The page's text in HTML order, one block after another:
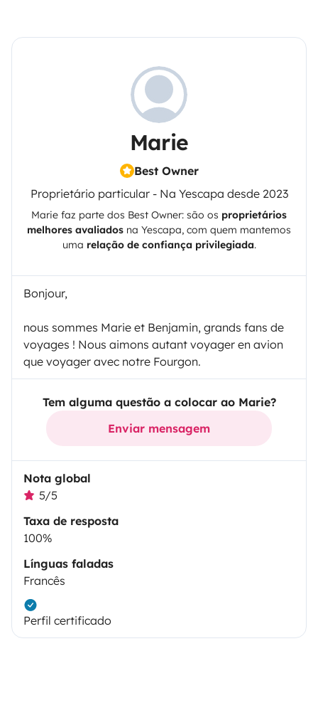
Marie
Best Owner
Proprietário particular - Na Yescapa desde 2023
Marie faz parte dos Best Owner: são os proprietários
melhores avaliados na Yescapa, com quem mantemos
uma relação de confiança privilegiada.
Bonjour,
nous sommes Marie et Benjamin, grands fans de
voyages ! Nous aimons autant voyager en avion
que voyager avec notre Fourgon.
Tem alguma questão a colocar ao Marie?
Enviar mensagem
Nota global
5/5
Taxa de resposta
100%
Línguas faladas
Francês
Perfil certificado